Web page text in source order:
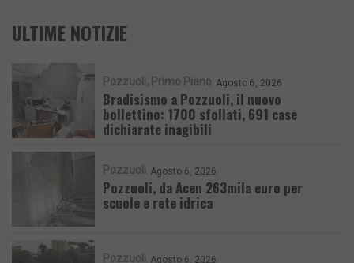
ULTIME NOTIZIE
Pozzuoli Primo Piano Agosto 6, 2026
Bradisismo a Pozzuoli, il nuovo
bollettino: 1700 sfollati, 691 case
dichiarate inagibili
Pozzuoli Agosto 6, 2026
Pozzuoli, da Acen 263mila euro per
scuole e rete idrica
Pozzuoli Agosto 6, 2026